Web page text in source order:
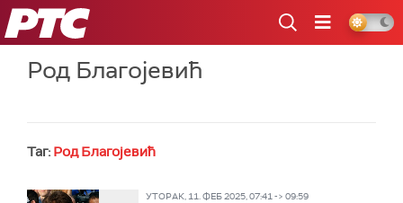
РТС
Род Благојевић
Таг: Род Благојевић
УТОРАК, 11. ФЕБ 2025, 07:41 -> 09:59